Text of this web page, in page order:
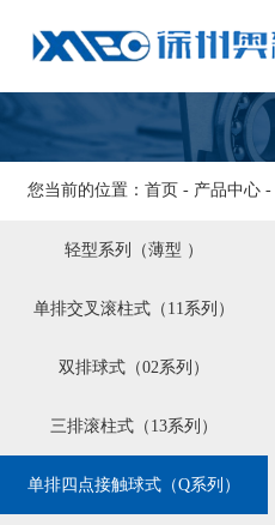
您当前的位置： 首页 - 产品中心-
轻型系列（薄型 ）
单排交叉滚柱式（11系列）
双排球式（02系列）
三排滚柱式（13系列）
单排四点接触球式（Q系列）